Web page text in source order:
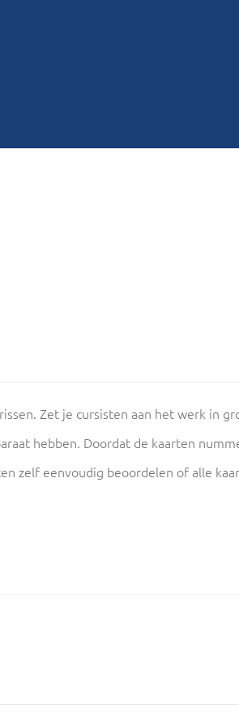
Zet je cursisten aan het werk in
hebben. Doordat de kaarten
zelf eenvoudig beoordelen of alle